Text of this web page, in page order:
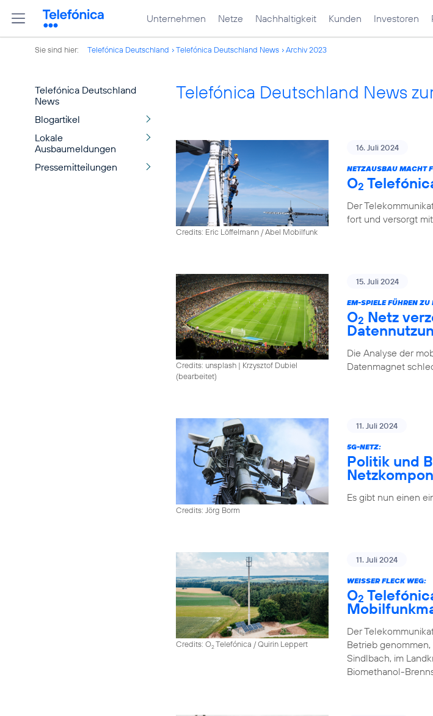
Unternehmen Netze Nachhaltigkeit Kunden Investoren
Sie sind hier: Telefónica Deutschland Telefónica Deutschland News Archiv 2023
Telefónica Deutschland
News
Blogartikel
Lokale
Ausbaumeldungen
Pressemitteilungen
Telefónica Deutschland News
Credits: Eric Löffelmann / Abel Mobilfunk
16. Juli 2024
NETZAUSBAU MACHT
O2
Der
fort und versorgt
Credits: unsplash | Krzysztof Dubiel
(bearbeitet)
15. Juli 2024
EM-SPIELE FÜHREN
O2 Netz
Die Analyse der
Datenmagnet
Credits: Jörg Borm
11. Juli 2024
5G-NETZ:
Politik und
Es gibt nun einen
Credits: O2Telefónica / Quirin Leppert
11. Juli 2024
WEISSER FLECK WEG:
O2
Der
Betrieb
Sindlbach, im
Biomethanol-